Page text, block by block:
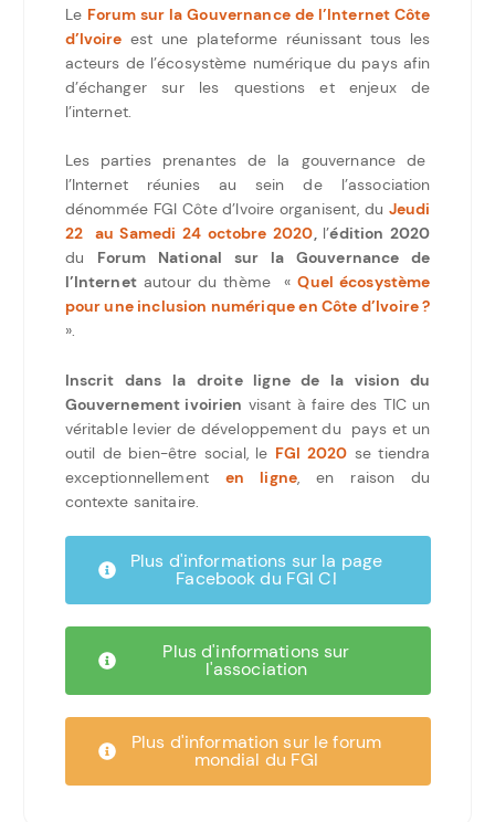
Le Forum sur la Gouvernance de l’Internet Côte
d’Ivoire est une plateforme réunissant tous les
acteurs de l’écosystème numérique du pays afin
d’échanger sur les questions et enjeux de
l’internet.
Les parties prenantes de la gouvernance de
l’Internet réunies au sein de l’association
dénommée FGI Côte d’Ivoire organisent, du Jeudi
22 au Samedi 24 octobre 2020, l’édition 2020
du Forum National sur la Gouvernance de
l’Internetautour du thème «Quel écosystème
pour une inclusion numérique en Côte d’Ivoire ?
».
Inscrit dans la droite ligne de la vision du
Gouvernement ivoirien visant à faire des TIC un
véritable levier de développement du pays et un
outil de bien-être social, le FGI 2020 se tiendra
exceptionnellementen ligne, en raison du
contexte sanitaire.
Plus d'informations sur la page
Facebook du FGI CI
Plus d'informations sur
l'association
Plus d'information sur le forum
mondial du FGI